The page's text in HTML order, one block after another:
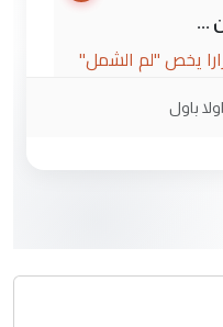
...
يخص "لم الشمل"
باول